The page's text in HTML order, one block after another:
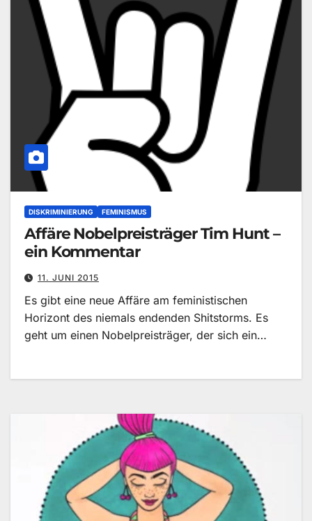
DISKRIMINIERUNG FEMINISMUS
Affäre Nobelpreisträger Tim Hunt –
ein Kommentar
11. JUNI 2015
Es gibt eine neue Affäre am feministischen
Horizont des niemals endenden Shitstorms. Es
geht um einen Nobelpreisträger, der sich ein…